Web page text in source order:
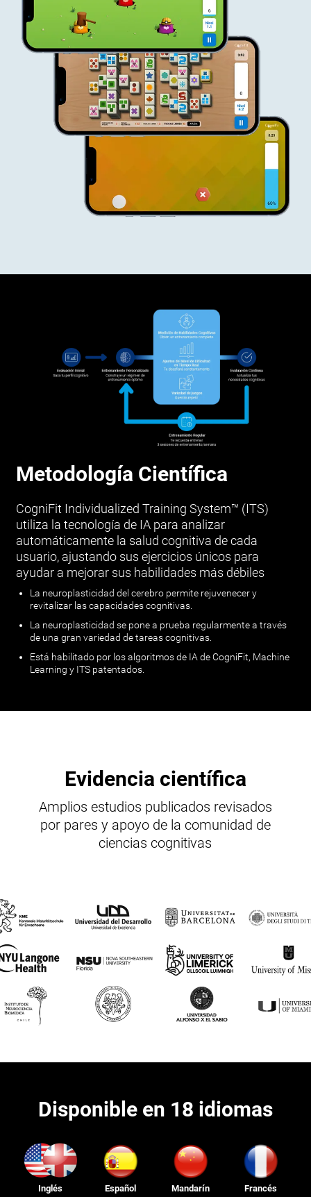
Metodología Científica
CogniFit Individualized Training System™ (ITS)
utiliza la tecnología de IA para analizar
automáticamente la salud cognitiva de cada
usuario, ajustando sus ejercicios únicos para
ayudar a mejorar sus habilidades más débiles
La neuroplasticidad del cerebro permite rejuvenecer y
revitalizar las capacidades cognitivas.
La neuroplasticidad se pone a prueba regularmente a través
de una gran variedad de tareas cognitivas.
Está habilitado por los algoritmos de IA de CogniFit, Machine
Learning y ITS patentados.
Evidencia científica
Amplios estudios publicados revisados
por pares y apoyo de la comunidad de
ciencias cognitivas
Disponible en 18 idiomas
Inglés Español Mandarín Francés